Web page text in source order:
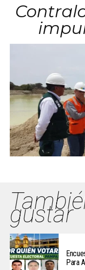
gustar
Para